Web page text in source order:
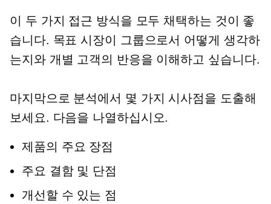
이 두 가지 접근 방식을 모두 채택하는 것이 좋
습니다. 목표 시장이 그룹으로서 어떻게 생각하
는지와 개별 고객의 반응을 이해하고 싶습니다.
마지막으로 분석에서 몇 가지 시사점을 도출해
보세요. 다음을 나열하십시오.
제품의 주요 장점
주요 결함 및 단점
개선할 수 있는 점